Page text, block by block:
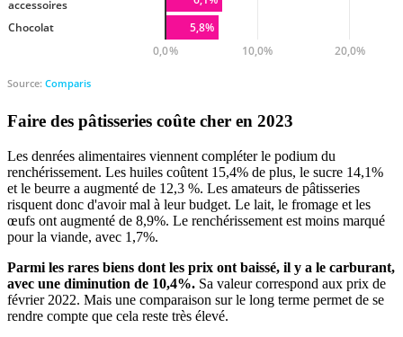
Faire des pâtisseries coûte cher en 2023
Les denrées alimentaires viennent compléter le podium du
renchérissement. Les huiles coûtent 15,4% de plus, le sucre 14,1%
et le beurre a augmenté de 12,3 %. Les amateurs de pâtisseries
risquent donc d'avoir mal à leur budget. Le lait, le fromage et les
œufs ont augmenté de 8,9%. Le renchérissement est moins marqué
pour la viande, avec 1,7%.
Parmi les rares biens dont les prix ont baissé, il y a le carburant,
avec une diminution de 10,4%. Sa valeur correspond aux prix de
février 2022. Mais une comparaison sur le long terme permet de se
rendre compte que cela reste très élevé.